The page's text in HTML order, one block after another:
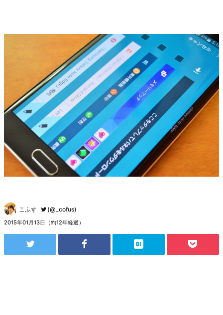
こふす (@_cofus)
2015年01月13日（約12年経過）